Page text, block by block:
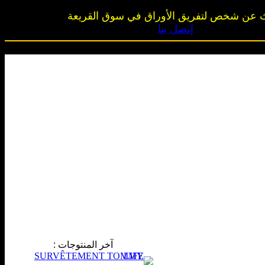
عن شخص لتفريق الأوراق في سوق القريعة
إتصل بنا
آخر المنتوجات :